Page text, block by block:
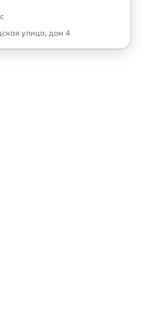
улица, дом 4